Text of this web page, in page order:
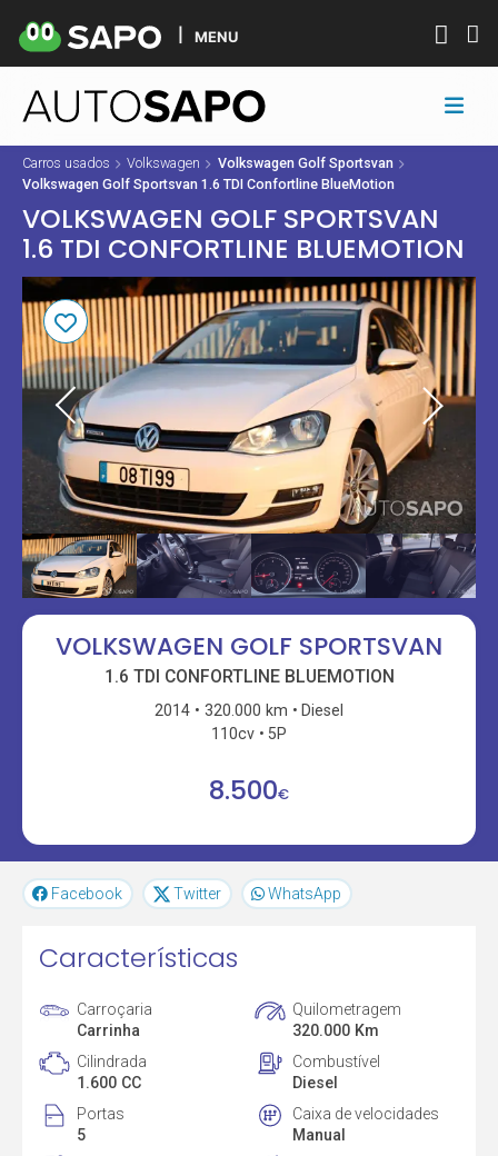
MENU
Carros usados Volkswagen
Volkswagen Golf Sportsvan
Volkswagen Golf Sportsvan 1.6 TDI Confortline BlueMotion
VOLKSWAGEN GOLF SPORTSVAN
1.6 TDI CONFORTLINE BLUEMOTION
VOLKSWAGEN GOLF SPORTSVAN
1.6 TDI CONFORTLINE BLUEMOTION
2014 320.000 km
Diesel
110cv
5P
8.500€
Facebook Twitter WhatsApp
Características
Carroçaria
Carrinha
Quilometragem
320.000 Km
Cilindrada
1.600 CC
Combustível
Diesel
Portas
5
Caixa de velocidades
Manual